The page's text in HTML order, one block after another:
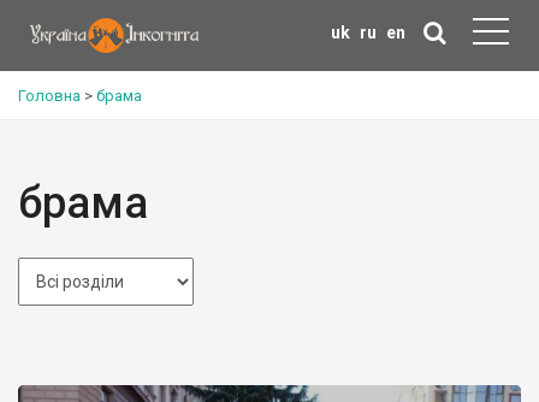
uk ru en
Головна > брама
брама